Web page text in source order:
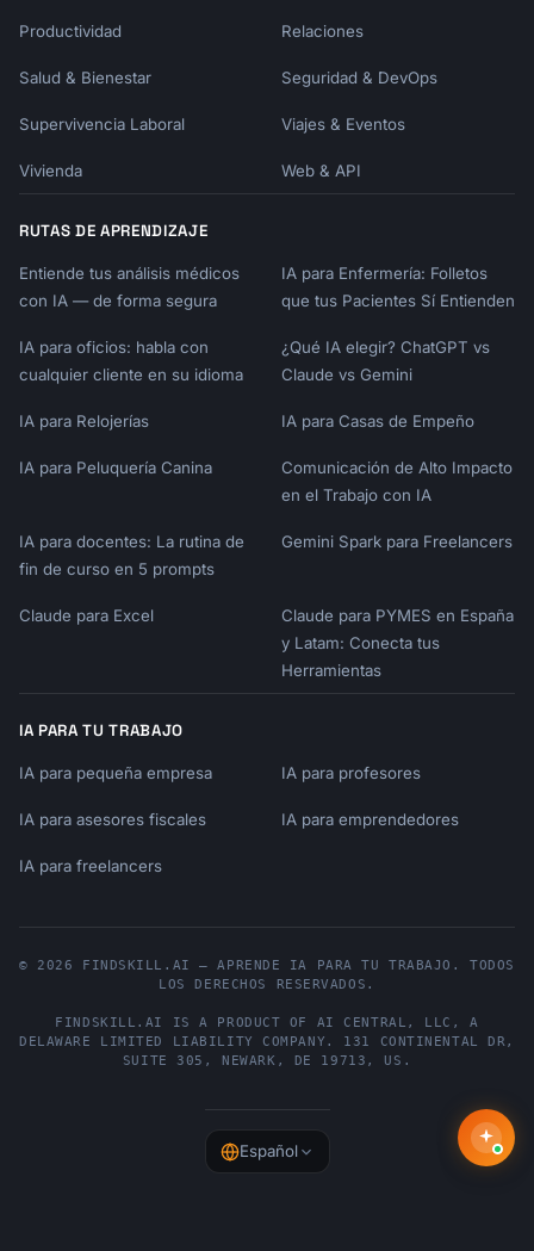
Productividad Relaciones
Salud & Bienestar Seguridad & DevOps
Supervivencia Laboral Viajes & Eventos
Vivienda Web & API
RUTAS DE APRENDIZAJE
Entiende tus análisis médicos
con IA — de forma segura
IA para Enfermería: Folletos
que tus Pacientes Sí Entienden
IA para oficios: habla con
cualquier cliente en su idioma
¿Qué IA elegir? ChatGPT vs
Claude vs Gemini
IA para Relojerías IA para Casas de Empeño
IA para Peluquería Canina
Comunicación de Alto Impacto
en el Trabajo con IA
IA para docentes: La rutina de
fin de curso en 5 prompts
Gemini Spark para Freelancers
Claude para Excel
Claude para PYMES en España
y Latam: Conecta tus
Herramientas
IA PARA TU TRABAJO
IA para pequeña empresa IA para profesores
IA para asesores fiscales IA para emprendedores
IA para freelancers
© 2026 FINDSKILL.AI — APRENDE IA PARA TU TRABAJO. TODOS
LOS DERECHOS RESERVADOS.
FINDSKILL.AI IS A PRODUCT OF AI CENTRAL, LLC , A
DELAWARE LIMITED LIABILITY COMPANY. 131 CONTINENTAL DR,
SUITE 305 ,NEWARK , DE 19713 , US .
Español